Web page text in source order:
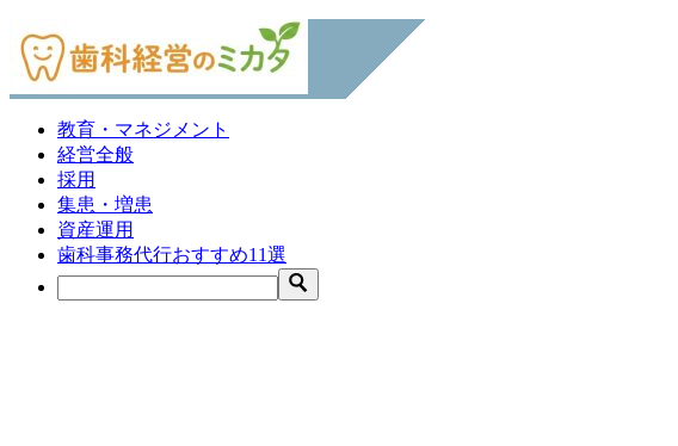
教育・マネジメント
経営全般
採用
集患・増患
資産運用
歯科事務代行おすすめ11選